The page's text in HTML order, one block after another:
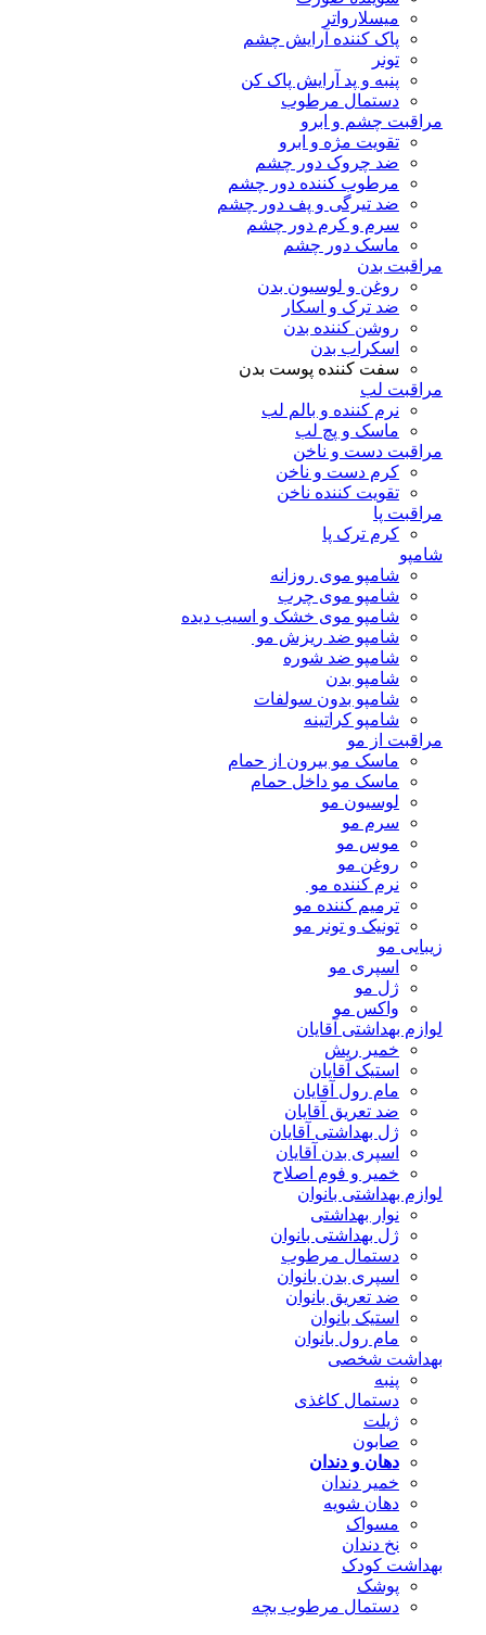
میسلارواتر
پاک کننده آرایش چشم
تونر
پنبه و پد آرایش پاک کن
دستمال مرطوب
مراقبت چشم و ابرو
تقویت مژه و ابرو
ضد چروک دور چشم
مرطوب کننده دور چشم
ضد تیرگی و پف دور چشم
سرم و کرم دور چشم
ماسک دور چشم
مراقبت بدن
روغن و لوسیون بدن
ضد ترک و اسکار
روشن کننده بدن
اسکراب بدن
سفت کننده پوست بدن
مراقبت لب
نرم کننده و بالم لب
ماسک و پچ لب
مراقبت دست و ناخن
کرم دست و ناخن
تقویت کننده ناخن
مراقبت پا
کرم ترک پا
شامپو
شامپو موی روزانه
شامپو موی چرب
شامپو موی خشک و اسیب دیده
شامپو ضد ریزش مو
شامپو ضد شوره
شامپو بدن
شامپو بدون سولفات
شامپو کراتینه
مراقبت از مو
ماسک مو بیرون از حمام
ماسک مو داخل حمام
لوسیون مو
سرم مو
موس مو
روغن مو
نرم کننده مو
ترمیم کننده مو
تونیک و تونر مو
زیبایی مو
اسپری مو
ژل مو
واکس مو
لوازم بهداشتی آقایان
خمیر ریش
استیک آقایان
مام رول آقایان
ضد تعریق آقایان
ژل بهداشتی آقایان
اسپری بدن آقایان
خمیر و فوم اصلاح
لوازم بهداشتی بانوان
نوار بهداشتی
ژل بهداشتی بانوان
دستمال مرطوب
اسپری بدن بانوان
ضد تعریق بانوان
استیک بانوان
مام رول بانوان
بهداشت شخصی
پنبه
دستمال کاغذی
ژیلت
صابون
دهان و دندان
خمیر دندان
دهان شویه
مسواک
نخ دندان
بهداشت کودک
پوشک
دستمال مرطوب بچه